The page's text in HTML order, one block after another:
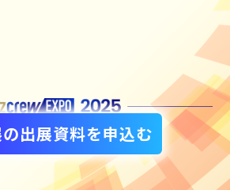
出展資料を申込む